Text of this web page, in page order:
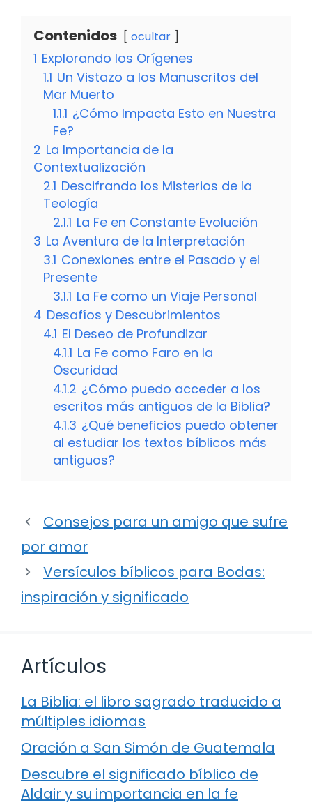
Contenidos ocultar
1 Explorando los Orígenes
1.1 Un Vistazo a los Manuscritos del
Mar Muerto
1.1.1 ¿Cómo Impacta Esto en Nuestra
Fe?
2 La Importancia de la
Contextualización
2.1 Descifrando los Misterios de la
Teología
2.1.1 La Fe en Constante Evolución
3 La Aventura de la Interpretación
3.1 Conexiones entre el Pasado y el
Presente
3.1.1 La Fe como un Viaje Personal
4 Desafíos y Descubrimientos
4.1 El Deseo de Profundizar
4.1.1 La Fe como Faro en la
Oscuridad
4.1.2 ¿Cómo puedo acceder a los
escritos más antiguos de la Biblia?
4.1.3 ¿Qué beneficios puedo obtener
al estudiar los textos bíblicos más
antiguos?
Consejos para un amigo que sufre
por amor
Versículos bíblicos para Bodas:
inspiración y significado
Artículos
La Biblia: el libro sagrado traducido a
múltiples idiomas
Oración a San Simón de Guatemala
Descubre el significado bíblico de
Aldair y su importancia en la fe